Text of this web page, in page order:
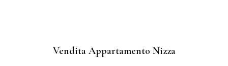
Vendita Appartamento Nizza